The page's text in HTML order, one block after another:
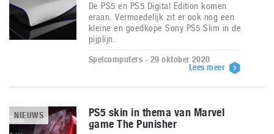
De PS5 en PS5 Digital Edition komen
eraan. Vermoedelijk zit er ook nog een
kleine en goedkope Sony PS5 Slim in de
pijplijn.
Spelcomputers - 29 oktober 2020
Lees meer
NIEUWS
PS5 skin in thema van Marvel
game The Punisher